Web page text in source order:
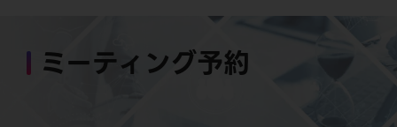
ミーティング予約